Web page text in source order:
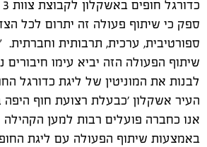
ספק כי שיתוף פעולה זה יתרום לכל
ספורטיבית, ערכית, תרבותית וחברתית.
שיתוף הפעולה הזה יביא עימו חיבורים
לבנות את המוניטין של ליגת כדורגל
העיר אשקלון ׳כבעלת רצועת חוף היפה
אנו כחברה פועלים רבות למען הקהילה
באמצעות שיתוף הפעולה עם ליגת